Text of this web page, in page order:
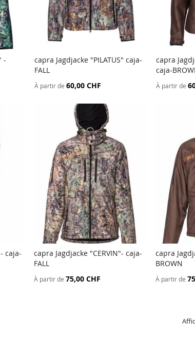
AJOUTER
COMPARATEUR
-
Ajouter au panier
AJOUTER
COMPARATEUR
capra Jagdjacke "PILATUS" caja-
FALL
À partir de 60,00 CHF
Ajouter
capra
caja-
À partir de
AJOUTER
COMPARATEUR
caja-
Ajouter au panier
AJOUTER
COMPARATEUR
capra Jagdjacke "CERVIN"- caja-
FALL
À partir de 75,00 CHF
Ajouter
capra
BROWN
À partir de